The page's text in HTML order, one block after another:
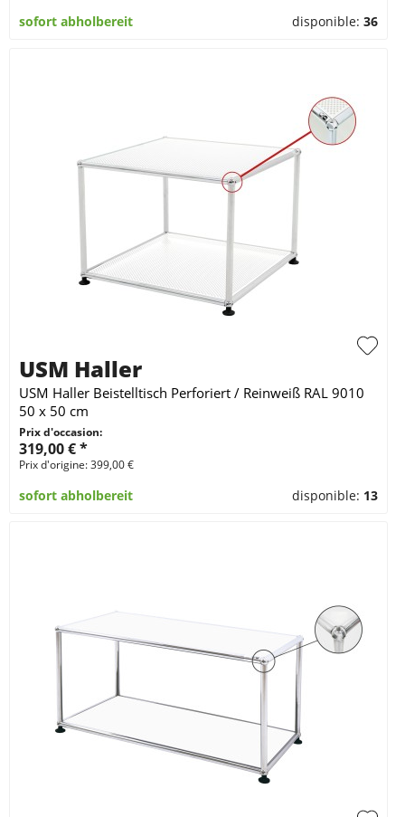
sofort abholbereit disponible:36
USM Haller
USM Haller Beistelltisch Perforiert / Reinweiß RAL 9010
50 x 50 cm
Prix d'occasion:
319,00 € *
Prix d'origine: 399,00 €
sofort abholbereit disponible: 13